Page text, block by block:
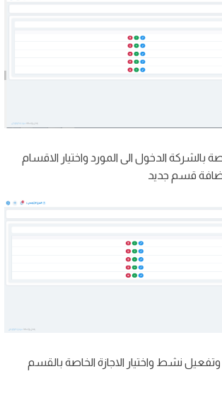
بالشركة الدخول الى المورد واختيار الاقسام
قسم جديد
نشط واختيار الاجازة الخاصة بالقسم